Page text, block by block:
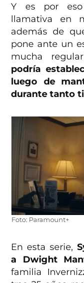
Y es por
llamativa en
además de
pone ante un
mucha
podría
luego de
durante tanto
Foto: Paramount+
En esta serie,
a Dwight
familia